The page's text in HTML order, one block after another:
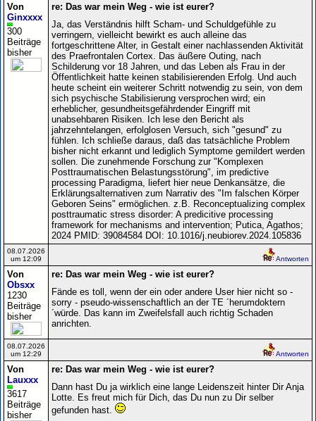
Von
Ginxxxx
300
Beiträge
bisher
re: Das war mein Weg - wie ist eurer?
Ja, das Verständnis hilft Scham- und Schuldgefühle zu
verringern, vielleicht bewirkt es auch alleine das
fortgeschrittene Alter, in Gestalt einer nachlassenden Aktivität
des Praefrontalen Cortex. Das äußere Outing, nach
Schilderung vor 18 Jahren, und das Leben als Frau in der
Öffentlichkeit hatte keinen stabilisierenden Erfolg. Und auch
heute scheint ein weiterer Schritt notwendig zu sein, von dem
sich psychische Stabilisierung versprochen wird; ein
erheblicher, gesundheitsgefährdender Eingriff mit
unabsehbaren Risiken. Ich lese den Bericht als
jahrzehntelangen, erfolglosen Versuch, sich "gesund" zu
fühlen. Ich schließe daraus, daß das tatsächliche Problem
bisher nicht erkannt und lediglich Symptome gemildert werden
sollen. Die zunehmende Forschung zur "Komplexen
Posttraumatischen Belastungsstörung", im predictive
processing Paradigma, liefert hier neue Denkansätze, die
Erklärungsalternativen zum Narrativ des "Im falschen Körper
Geboren Seins" ermöglichen. z.B. Reconceptualizing complex
posttraumatic stress disorder: A predicitive processing
framework for mechanisms and intervention; Putica, Agathos;
2024 PMID: 39084584 DOI: 10.1016/j.neubiorev.2024.105836
08.07.2026
um 12:09
Antworten
Von
Obsxx
1230
Beiträge
bisher
re: Das war mein Weg - wie ist eurer?
Fände es toll, wenn der ein oder andere User hier nicht so -
sorry - pseudo-wissenschaftlich an der TE ´herumdoktern
´würde. Das kann im Zweifelsfall auch richtig Schaden
anrichten.
08.07.2026
um 12:29
Antworten
Von
Lauxxx
3617
Beiträge
bisher
re: Das war mein Weg - wie ist eurer?
Dann hast Du ja wirklich eine lange Leidenszeit hinter Dir Anja
Lotte. Es freut mich für Dich, das Du nun zu Dir selber
gefunden hast.